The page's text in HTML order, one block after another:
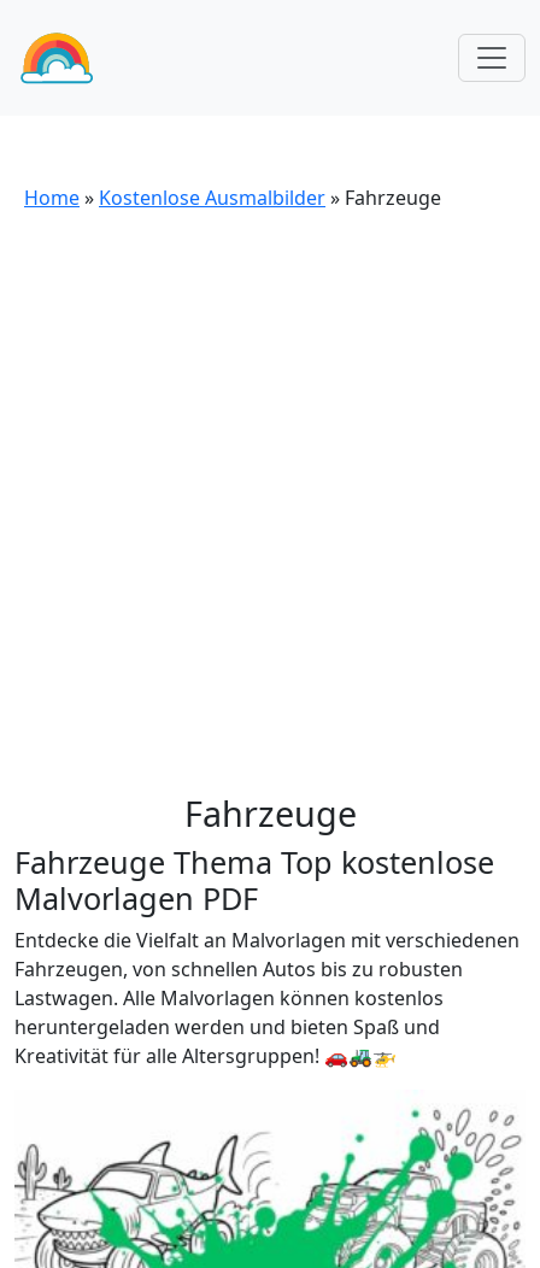
Home» Kostenlose Ausmalbilder» Fahrzeuge
Fahrzeuge
Fahrzeuge Thema Top kostenlose
Malvorlagen PDF
Entdecke die Vielfalt an Malvorlagen mit verschiedenen
Fahrzeugen, von schnellen Autos bis zu robusten
Lastwagen. Alle Malvorlagen können kostenlos
heruntergeladen werden und bieten Spaß und
Kreativität für alle Altersgruppen! 🚗🚜🚁